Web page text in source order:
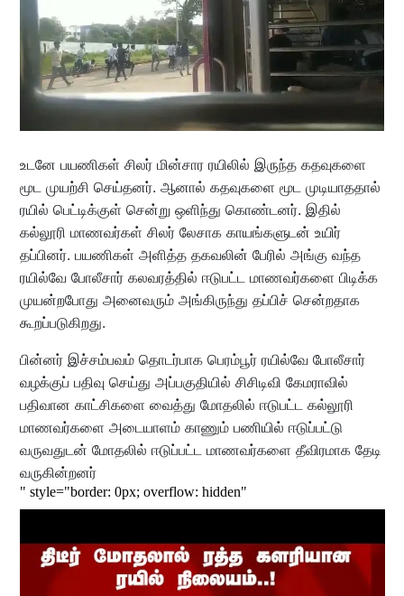
உடனே பயணிகள் சிலர் மின்சார ரயிலில் இருந்த கதவுகளை
மூட முயற்சி செய்தனர். ஆனால் கதவுகளை மூட முடியாததால்
ரயில் பெட்டிக்குள் சென்று ஒளிந்து கொண்டனர். இதில்
கல்லூரி மாணவர்கள் சிலர் லேசாக காயங்களுடன் உயிர்
தப்பினர். பயணிகள் அளித்த தகவலின் பேரில் அங்கு வந்த
ரயில்வே போலீசார் கலவரத்தில் ஈடுபட்ட மாணவர்களை பிடிக்க
முயன்றபோது அனைவரும் அங்கிருந்து தப்பிச் சென்றதாக
கூறப்படுகிறது.
பின்னர் இச்சம்பவம் தொடர்பாக பெரம்பூர் ரயில்வே போலீசார்
வழக்குப் பதிவு செய்து அப்பகுதியில் சிசிடிவி கேமராவில்
பதிவான காட்சிகளை வைத்து மோதலில் ஈடுபட்ட கல்லூரி
மாணவர்களை அடையாளம் காணும் பணியில் ஈடுப்பட்டு
வருவதுடன் மோதலில் ஈடுப்பட்ட மாணவர்களை தீவிரமாக தேடி
வருகின்றனர்